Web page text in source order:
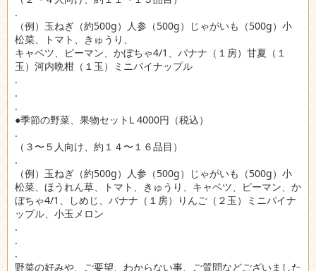
.
（例）玉ねぎ（約500g）人参（500g）じゃがいも（500g）小
松菜、トマト、きゅうり、
キャベツ、ピーマン、かぼちゃ4/1、バナナ（１房）甘夏（１
玉）河内晩柑（１玉）ミニパイナップル
.
.
.
●季節の野菜、果物セットL 4000円（税込）
.
（３〜５人向け、約１４〜１６品目）
.
（例）玉ねぎ（約500g）人参（500g）じゃがいも（500g）小
松菜、ほうれん草、トマト、きゅうり、キャベツ、ピーマン、か
ぼちゃ4/1、しめじ、バナナ（１房）りんご（２玉）ミニパイナ
ップル、小玉メロン
.
.
.
野菜の好みや、ご要望、わからない事、ご質問などございました